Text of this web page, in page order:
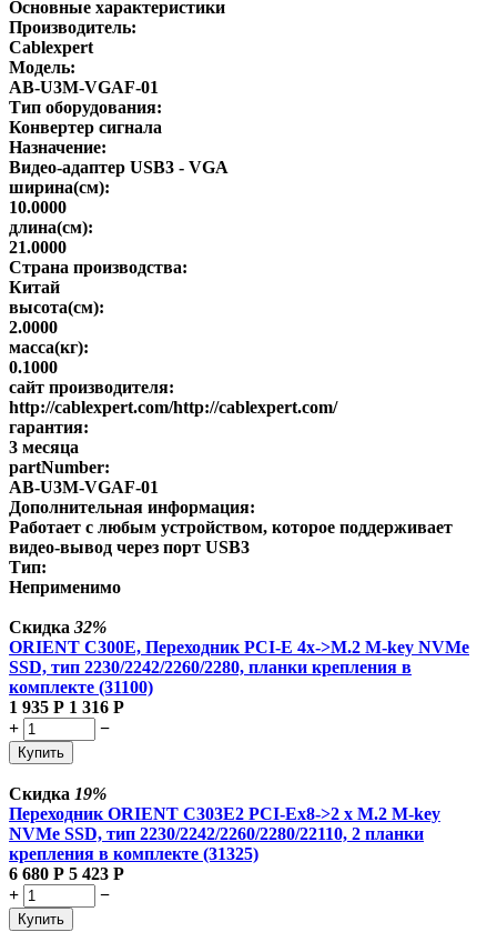
Основные характеристики
Производитель:
Cablexpert
Модель:
AB-U3M-VGAF-01
Тип оборудования:
Конвертер сигнала
Назначение:
Видео-адаптер USB3 - VGA
ширина(см):
10.0000
длина(см):
21.0000
Страна производства:
Китай
высота(см):
2.0000
масса(кг):
0.1000
сайт производителя:
http://cablexpert.com/http://cablexpert.com/
гарантия:
3 месяца
partNumber:
AB-U3M-VGAF-01
Дополнительная информация:
Работает с любым устройством, которое поддерживает
видео-вывод через порт USB3
Тип:
Неприменимо
Скидка 32%
ORIENT C300E, Переходник PCI-E 4x->M.2 M-key NVMe
SSD, тип 2230/2242/2260/2280, планки крепления в
комплекте (31100)
1 935 Р 1 316 Р
+
−
Купить
Скидка 19%
Переходник ORIENT C303E2 PCI-Ex8->2 x M.2 M-key
NVMe SSD, тип 2230/2242/2260/2280/22110, 2 планки
крепления в комплекте (31325)
6 680 Р 5 423 Р
+
−
Купить